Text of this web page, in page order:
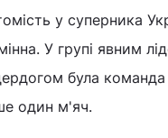
у суперника
У групі явним
була команда
один м'яч.